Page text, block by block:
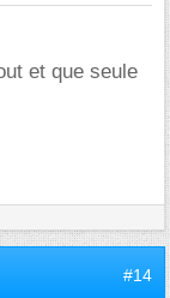
et que seule
#14